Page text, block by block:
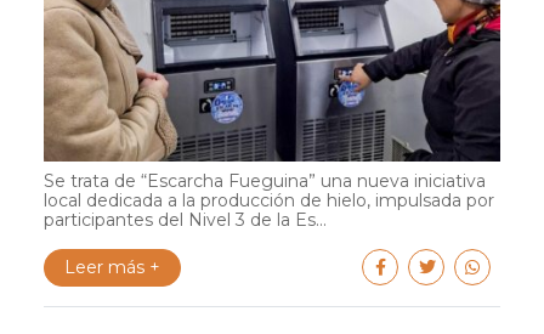
Se trata de “Escarcha Fueguina” una nueva iniciativa
local dedicada a la producción de hielo, impulsada por
participantes del Nivel 3 de la Es...
Leer más +